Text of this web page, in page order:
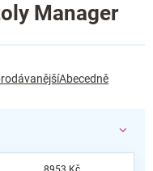
Manager
Abecedně